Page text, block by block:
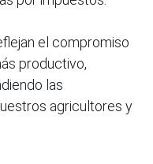
el compromiso
productivo,
las
agricultores y